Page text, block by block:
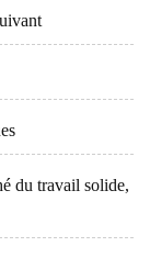
du travail solide,